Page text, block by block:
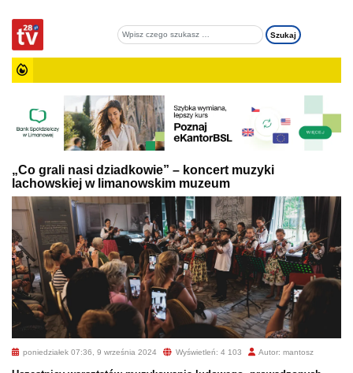
„Co grali nasi dziadkowie” – koncert muzyki
lachowskiej w limanowskim muzeum
poniedziałek 07:36, 9 września 2024 Wyświetleń: 4 103 Autor: mantosz